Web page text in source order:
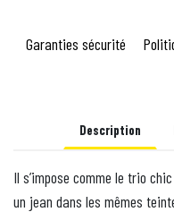
Garanties sécurité
Description
Il s’impose comme le trio
un jean dans les mêmes